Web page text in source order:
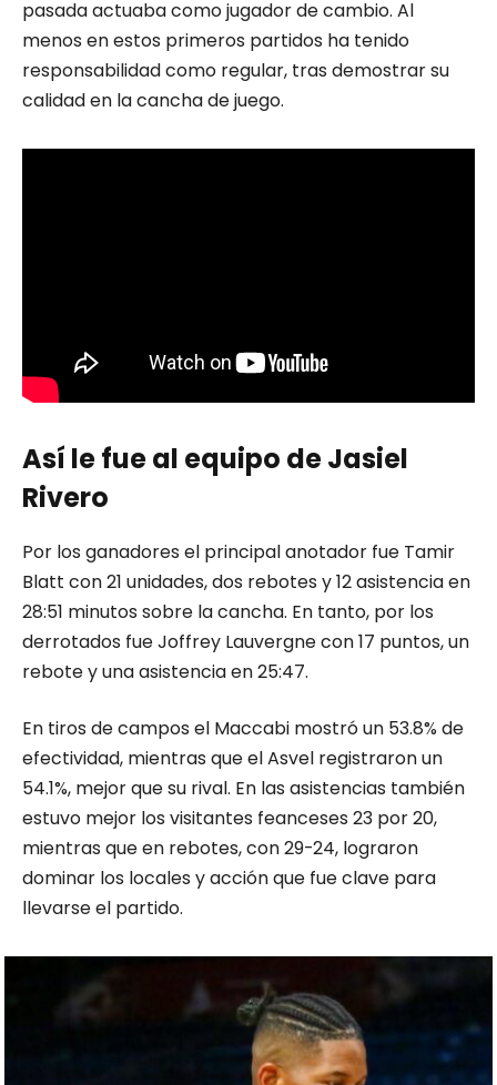
pasada actuaba como jugador de cambio. Al
menos en estos primeros partidos ha tenido
responsabilidad como regular, tras demostrar su
calidad en la cancha de juego.
Así le fue al equipo de Jasiel
Rivero
Por los ganadores el principal anotador fue Tamir
Blatt con 21 unidades, dos rebotes y 12 asistencia en
28:51 minutos sobre la cancha. En tanto, por los
derrotados fue Joffrey Lauvergne con 17 puntos, un
rebote y una asistencia en 25:47.
En tiros de campos el Maccabi mostró un 53.8% de
efectividad, mientras que el Asvel registraron un
54.1%, mejor que su rival. En las asistencias también
estuvo mejor los visitantes feanceses 23 por 20,
mientras que en rebotes, con 29-24, lograron
dominar los locales y acción que fue clave para
llevarse el partido.